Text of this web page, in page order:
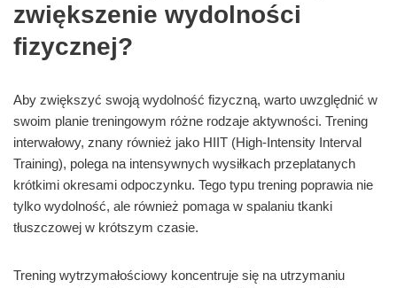
zwiększenie wydolności
fizycznej?
Aby zwiększyć swoją wydolność fizyczną, warto uwzględnić w
swoim planie treningowym różne rodzaje aktywności. Trening
interwałowy, znany również jako HIIT (High-Intensity Interval
Training), polega na intensywnych wysiłkach przeplatanych
krótkimi okresami odpoczynku. Tego typu trening poprawia nie
tylko wydolność, ale również pomaga w spalaniu tkanki
tłuszczowej w krótszym czasie.
Trening wytrzymałościowy koncentruje się na utrzymaniu